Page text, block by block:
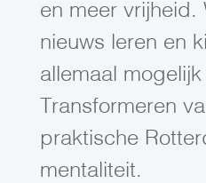
en meer vrijheid.
nieuws leren en
allemaal mogelijk
Transformeren
praktische
mentaliteit.